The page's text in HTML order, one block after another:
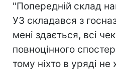
"Попередній склад
УЗ складався з
мені здається, всі
повноцінного
тому ніхто в уряді не